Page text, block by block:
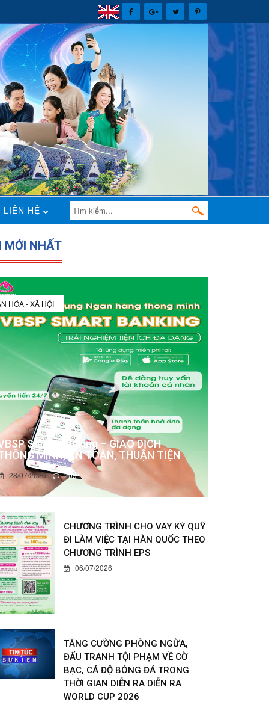
LIÊN HỆ
MỚI NHẤT
HÓA - XÃ HỘI
Smart Banking – GIAO DỊCH
MINH, AN TOÀN, THUẬN TIỆN
28/07/2026 2091
CHƯƠNG TRÌNH CHO VAY KÝ QUỸ
ĐI LÀM VIỆC TẠI HÀN QUỐC THEO
CHƯƠNG TRÌNH EPS
06/07/2026
TĂNG CƯỜNG PHÒNG NGỪA,
ĐẤU TRANH TỘI PHẠM VỀ CỜ
BẠC, CÁ ĐỘ BÓNG ĐÁ TRONG
THỜI GIAN DIỄN RA DIỄN RA
WORLD CUP 2026